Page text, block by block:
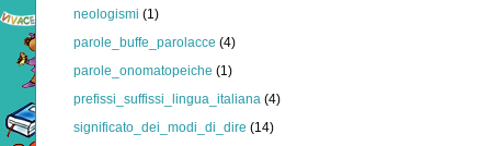
neologismi (1)
parole_buffe_parolacce (4)
parole_onomatopeiche (1)
prefissi_suffissi_lingua_italiana (4)
significato_dei_modi_di_dire (14)